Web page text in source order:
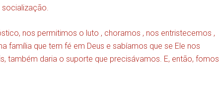
nos permitimos o luto , choramos , nos entristecemos ,
família que tem fé em Deus e sabíamos que se Ele nos
também daria o suporte que precisávamos. E, então, fomos